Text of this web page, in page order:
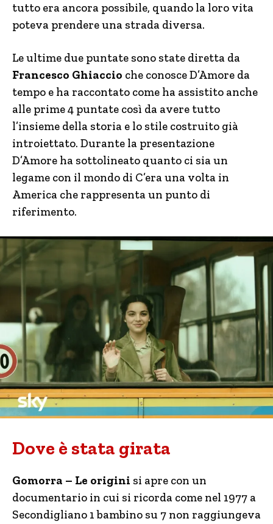
tutto era ancora possibile, quando la loro vita
poteva prendere una strada diversa.
Le ultime due puntate sono state diretta da
Francesco Ghiaccio che conosce D’Amore da
tempo e ha raccontato come ha assistito anche
alle prime 4 puntate così da avere tutto
l’insieme della storia e lo stile costruito già
introiettato. Durante la presentazione
D’Amore ha sottolineato quanto ci sia un
legame con il mondo di C’era una volta in
America che rappresenta un punto di
riferimento.
Dove è stata girata
Gomorra – Le origini si apre con un
documentario in cui si ricorda come nel 1977 a
Secondigliano 1 bambino su 7 non raggiungeva